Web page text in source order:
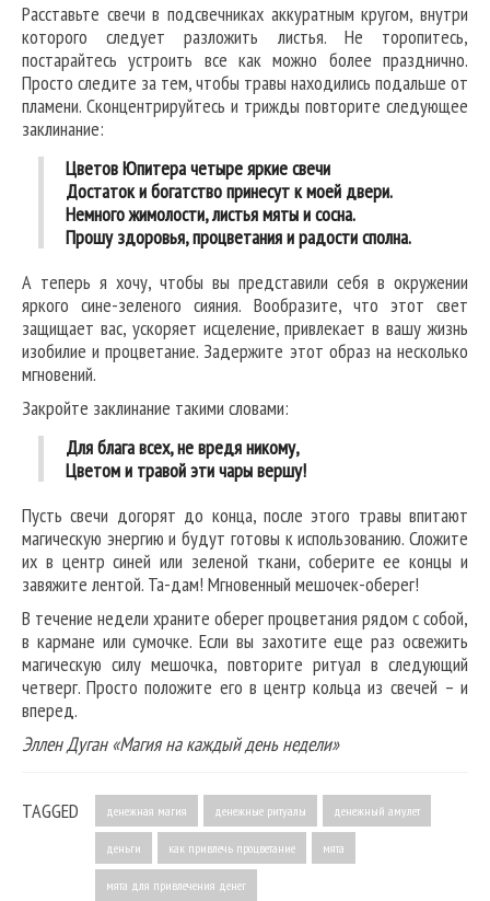
Расставьте свечи в подсвечниках аккуратным кругом, внутри
которого следует разложить листья. Не торопитесь,
постарайтесь устроить все как можно более празднично.
Просто следите за тем, чтобы травы находились подальше от
пламени. Сконцентрируйтесь и трижды повторите следующее
заклинание:
Цветов Юпитера четыре яркие свечи
Достаток и богатство принесут к моей двери.
Немного жимолости, листья мяты и сосна.
Прошу здоровья, процветания и радости сполна.
А теперь я хочу, чтобы вы представили себя в окружении
яркого сине-зеленого сияния. Вообразите, что этот свет
защищает вас, ускоряет исцеление, привлекает в вашу жизнь
изобилие и процветание. Задержите этот образ на несколько
мгновений.
Закройте заклинание такими словами:
Для блага всех, не вредя никому,
Цветом и травой эти чары вершу!
Пусть свечи догорят до конца, после этого травы впитают
магическую энергию и будут готовы к использованию. Сложите
их в центр синей или зеленой ткани, соберите ее концы и
завяжите лентой. Та-дам! Мгновенный мешочек-оберег!
В течение недели храните оберег процветания рядом с собой,
в кармане или сумочке. Если вы захотите еще раз освежить
магическую силу мешочка, повторите ритуал в следующий
четверг. Просто положите его в центр кольца из свечей – и
вперед.
Эллен Дуган «Магия на каждый день недели»
TAGGED денежная магия денежные ритуалы денежный амулет
деньги как привлечь процветание мята
мята для привлечения денег